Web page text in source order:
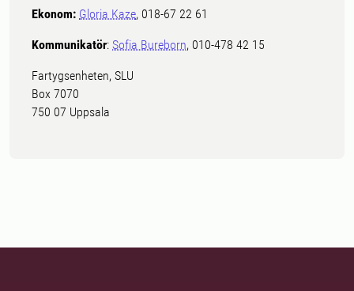
Ekonom: Gloria Kaze, 018-67 22 61
Kommunikatör: Sofia Bureborn, 010-478 42 15
Fartygsenheten, SLU
Box 7070
750 07 Uppsala